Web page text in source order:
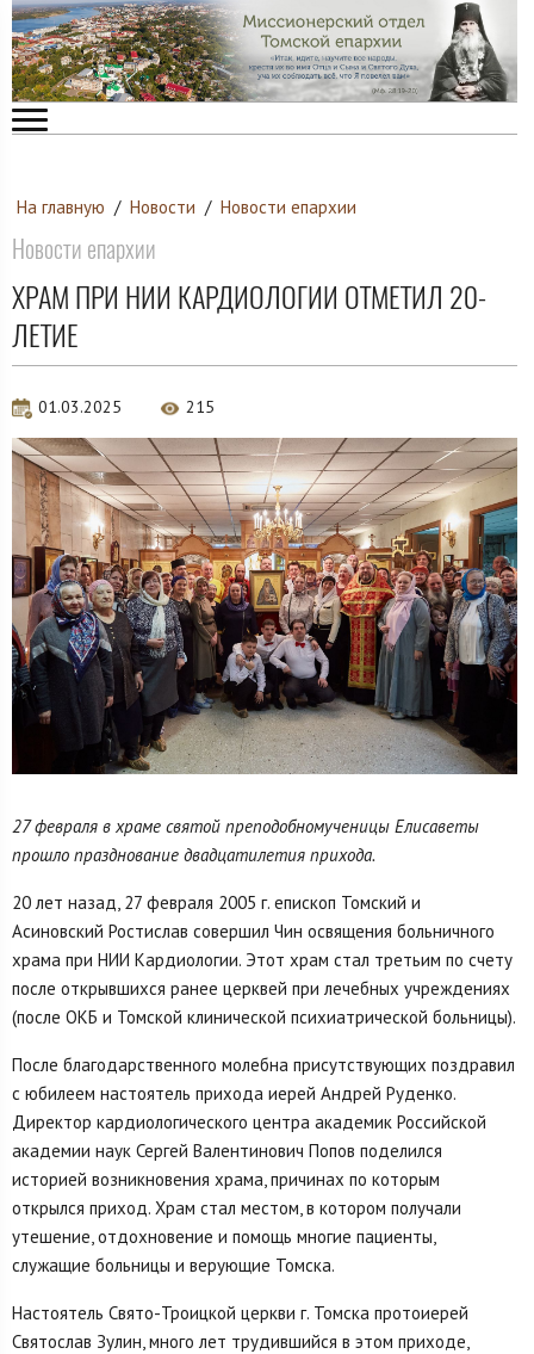
На главную / Новости / Новости епархии
Новости епархии
ХРАМ ПРИ НИИ КАРДИОЛОГИИ ОТМЕТИЛ 20-
ЛЕТИЕ
01.03.2025 215
27 февраля в храме святой преподобномученицы Елисаветы
прошло празднование двадцатилетия прихода.
20 лет назад, 27 февраля 2005 г. епископ Томский и
Асиновский Ростислав совершил Чин освящения больничного
храма при НИИ Кардиологии. Этот храм стал третьим по счету
после открывшихся ранее церквей при лечебных учреждениях
(после ОКБ и Томской клинической психиатрической больницы).
После благодарственного молебна присутствующих поздравил
с юбилеем настоятель прихода иерей Андрей Руденко.
Директор кардиологического центра академик Российской
академии наук Сергей Валентинович Попов поделился
историей возникновения храма, причинах по которым
открылся приход. Храм стал местом, в котором получали
утешение, отдохновение и помощь многие пациенты,
служащие больницы и верующие Томска.
Настоятель Свято-Троицкой церкви г. Томска протоиерей
Святослав Зулин, много лет трудившийся в этом приходе,